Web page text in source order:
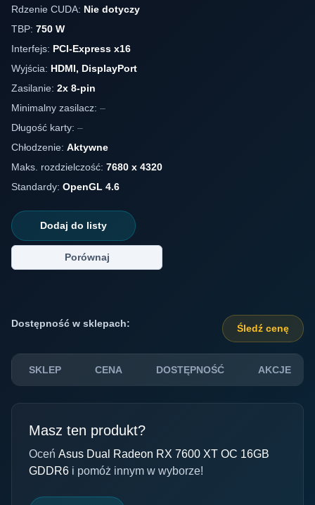
Rdzenie CUDA: Nie dotyczy
TBP: 750 W
Interfejs: PCI-Express x16
Wyjścia: HDMI, DisplayPort
Zasilanie: 2x 8-pin
Minimalny zasilacz: –
Długość karty: –
Chłodzenie: Aktywne
Maks. rozdzielczość: 7680 x 4320
Standardy: OpenGL 4.6
Dodaj do listy
Porównaj
Dostępność w sklepach: Śledź cenę
SKLEP CENA DOSTĘPNOŚĆ AKCJE
Masz ten produkt?
Oceń Asus Dual Radeon RX 7600 XT OC 16GB
GDDR6 i pomóż innym w wyborze!